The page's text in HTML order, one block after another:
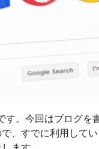
す。今回はブログを
、すでに利用して